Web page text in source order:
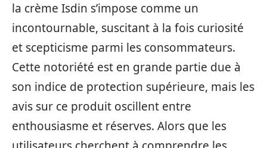
la crème Isdin s’impose comme un
incontournable, suscitant à la fois curiosité
et scepticisme parmi les consommateurs.
Cette notoriété est en grande partie due à
son indice de protection supérieure, mais les
avis sur ce produit oscillent entre
enthousiasme et réserves. Alors que les